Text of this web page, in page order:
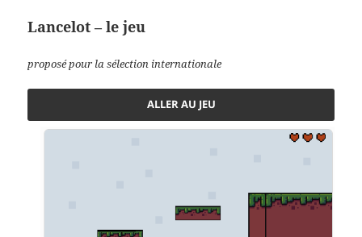
Lancelot – le jeu
proposé pour la sélection internationale
ALLER AU JEU